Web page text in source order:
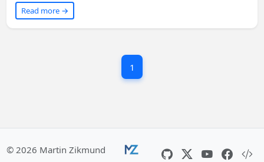
Read more →
1
© 2026 Martin Zikmund